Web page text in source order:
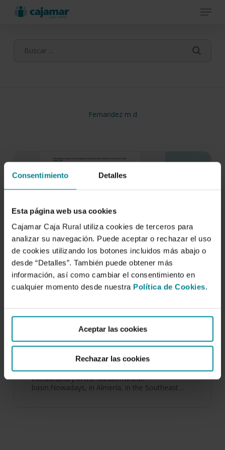
Consentimiento Detalles
Esta página web usa cookies
Cajamar Caja Rural utiliza cookies de terceros para
analizar su navegación. Puede aceptar o rechazar el uso
de cookies utilizando los botones incluidos más abajo o
desde “Detalles”. También puede obtener más
información, así como cambiar el consentimiento en
cualquier momento desde nuestra Política de Cookies.
Aceptar las cookies
Rechazar las cookies
Menu
Fernandez m d
Requierements (PrHo) Model for
Horticultural Crops in an Unheated
The greenhouse industry has expanded
extraordinary in the Mediterranean
basin.Nowadays, in Almería, in the Southeast…